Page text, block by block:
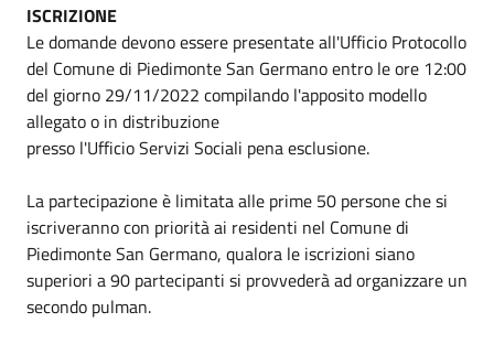
ISCRIZIONE
Le domande devono essere presentate all'Ufficio Protocollo
del Comune di Piedimonte San Germano entro le ore 12:00
del giorno 29/11/2022 compilando l'apposito modello
allegato o in distribuzione
presso l'Ufficio Servizi Sociali pena esclusione.
La partecipazione è limitata alle prime 50 persone che si
iscriveranno con priorità ai residenti nel Comune di
Piedimonte San Germano, qualora le iscrizioni siano
superiori a 90 partecipanti si provvederà ad organizzare un
secondo pulman.